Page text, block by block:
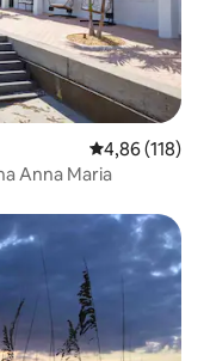
4,86 de uma
4,86 (118)
Anna Maria